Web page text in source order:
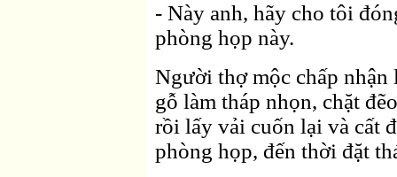
- Này anh, hãy cho tôi
phòng họp này.
Người thợ mộc chấp
gỗ làm tháp nhọn, chặt
rồi lấy vải cuốn lại và cất
phòng họp, đến thời đặt